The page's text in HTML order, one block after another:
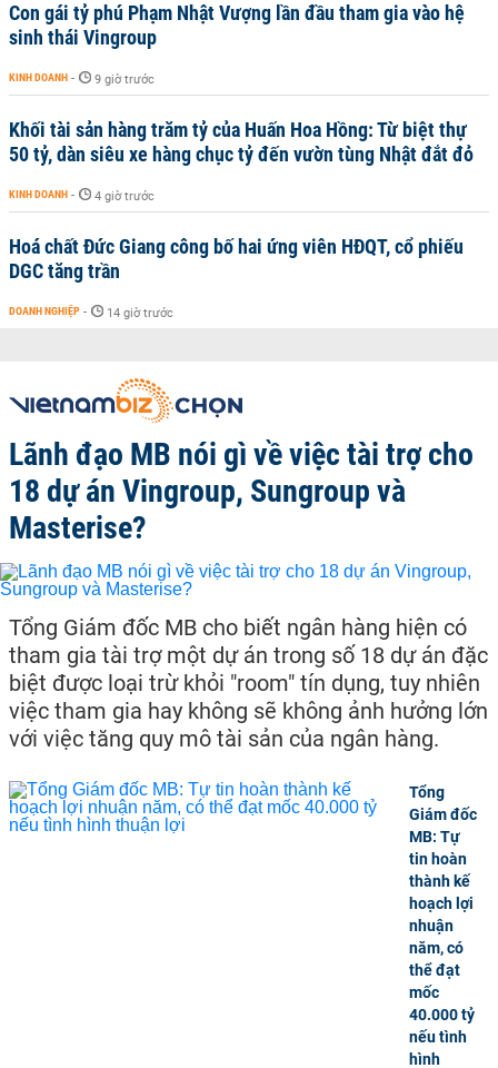
Con gái tỷ phú Phạm Nhật Vượng lần đầu tham gia vào hệ
sinh thái Vingroup
KINH DOANH - 9 giờ trước
Khối tài sản hàng trăm tỷ của Huấn Hoa Hồng: Từ biệt thự
50 tỷ, dàn siêu xe hàng chục tỷ đến vườn tùng Nhật đắt đỏ
KINH DOANH - 4 giờ trước
Hoá chất Đức Giang công bố hai ứng viên HĐQT, cổ phiếu
DGC tăng trần
DOANH NGHIỆP - 14 giờ trước
Lãnh đạo MB nói gì về việc tài trợ cho
18 dự án Vingroup, Sungroup và
Masterise?
Tổng Giám đốc MB cho biết ngân hàng hiện có
tham gia tài trợ một dự án trong số 18 dự án đặc
biệt được loại trừ khỏi "room" tín dụng, tuy nhiên
việc tham gia hay không sẽ không ảnh hưởng lớn
với việc tăng quy mô tài sản của ngân hàng.
Tổng
Giám đốc
MB: Tự
tin hoàn
thành kế
hoạch lợi
nhuận
năm, có
thể đạt
mốc
40.000 tỷ
nếu tình
hình